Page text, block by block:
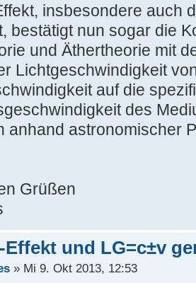
insbesondere auch
bestätigt nun sogar die
und Äthertheorie mit
Lichtgeschwindigkeit
auf die
des
anhand astronomischer
Grüßen
Effekt und LG=c±v
» Mi 9. Okt 2013, 12:53